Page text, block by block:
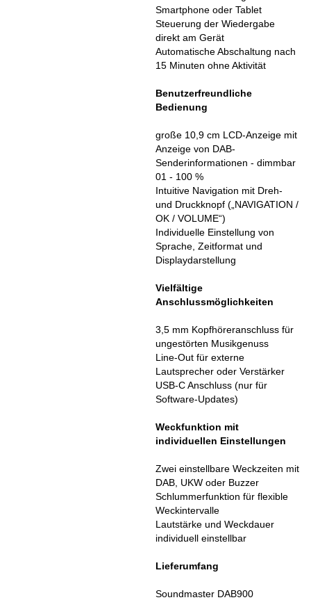
Smartphone oder Tablet
Steuerung der Wiedergabe
direkt am Gerät
Automatische Abschaltung nach
15 Minuten ohne Aktivität
Benutzerfreundliche
Bedienung
große 10,9 cm LCD-Anzeige mit
Anzeige von DAB-
Senderinformationen - dimmbar
01 - 100 %
Intuitive Navigation mit Dreh-
und Druckknopf („NAVIGATION /
OK / VOLUME“)
Individuelle Einstellung von
Sprache, Zeitformat und
Displaydarstellung
Vielfältige
Anschlussmöglichkeiten
3,5 mm Kopfhöreranschluss für
ungestörten Musikgenuss
Line-Out für externe
Lautsprecher oder Verstärker
USB-C Anschluss (nur für
Software-Updates)
Weckfunktion mit
individuellen Einstellungen
Zwei einstellbare Weckzeiten mit
DAB, UKW oder Buzzer
Schlummerfunktion für flexible
Weckintervalle
Lautstärke und Weckdauer
individuell einstellbar
Lieferumfang
Soundmaster DAB900